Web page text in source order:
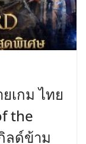
เกม ไทย
the
ลด์ข้าม